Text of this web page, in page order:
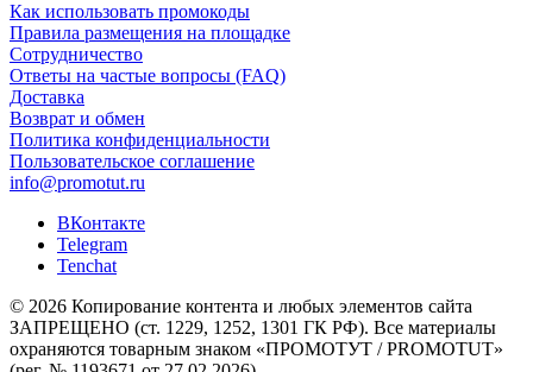
Как использовать промокоды
Правила размещения на площадке
Сотрудничество
Ответы на частые вопросы (FAQ)
Доставка
Возврат и обмен
Политика конфиденциальности
Пользовательское соглашение
info@promotut.ru
ВКонтакте
Telegram
Tenchat
© 2026 Копирование контента и любых элементов сайта
ЗАПРЕЩЕНО (ст. 1229, 1252, 1301 ГК РФ). Все материалы
охраняются товарным знаком «ПРОМОТУТ / PROMOTUT»